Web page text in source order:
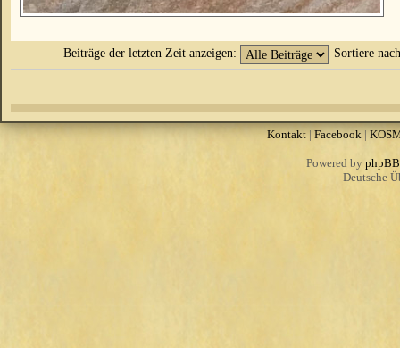
Beiträge der letzten Zeit anzeigen: Sortiere
Kontakt|Facebook|
Powered by phpBB
Deutsche